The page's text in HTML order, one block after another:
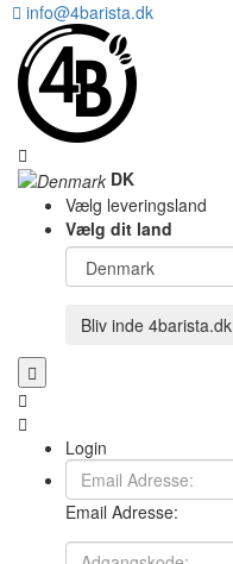
info@4barista.dk
DK
Vælg leveringsland
Vælg dit land
Bliv inde 4barista.dk
Login
Email Adresse: